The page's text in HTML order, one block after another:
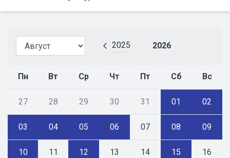
2025 2026
Пн Вт Ср Чт Пт Сб Вс
27 28 29 30 31 01 02
03 04 05 06 07 08 09
10 11 12 13 14 15 16